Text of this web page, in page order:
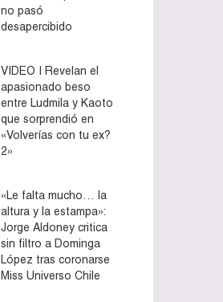
no pasó
desapercibido
VIDEO | Revelan el
apasionado beso
entre Ludmila y Kaoto
que sorprendió en
«Volverías con tu ex?
2»
«Le falta mucho… la
altura y la estampa»:
Jorge Aldoney critica
sin filtro a Dominga
López tras coronarse
Miss Universo Chile